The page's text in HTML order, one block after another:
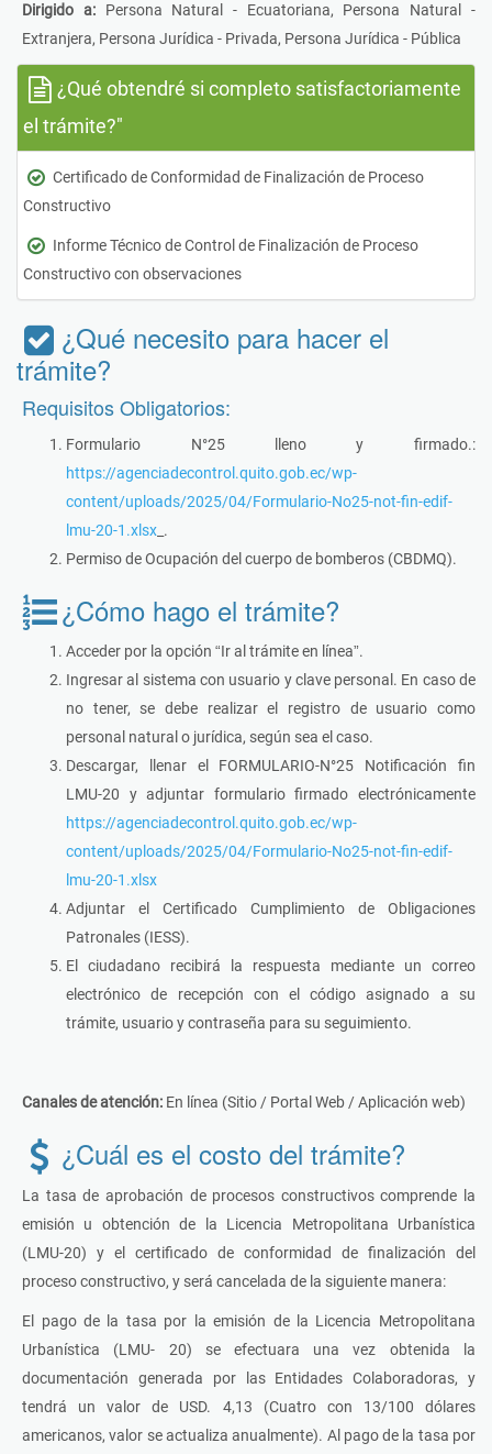
Dirigido a:Persona Natural - Ecuatoriana, Persona Natural -
Extranjera, Persona Jurídica - Privada, Persona Jurídica - Pública
¿Qué obtendré si completo satisfactoriamente
el trámite?"
Certificado de Conformidad de Finalización de Proceso
Constructivo
Informe Técnico de Control de Finalización de Proceso
Constructivo con observaciones
¿Qué necesito para hacer el
trámite?
Requisitos Obligatorios:
Formulario N°25 lleno y firmado.:
https://agenciadecontrol.quito.gob.ec/wp-
content/uploads/2025/04/Formulario-No25-not-fin-edif-
lmu-20-1.xlsx _.
Permiso de Ocupación del cuerpo de bomberos (CBDMQ).
¿Cómo hago el trámite?
Acceder por la opción “Ir al trámite en línea”.
Ingresar al sistema con usuario y clave personal. En caso de
no tener, se debe realizar el registro de usuario como
personal natural o jurídica, según sea el caso.
Descargar, llenar el FORMULARIO-N°25 Notificación fin
LMU-20 y adjuntar formulario firmado electrónicamente
https://agenciadecontrol.quito.gob.ec/wp-
content/uploads/2025/04/Formulario-No25-not-fin-edif-
lmu-20-1.xlsx
Adjuntar el Certificado Cumplimiento de Obligaciones
Patronales (IESS).
El ciudadano recibirá la respuesta mediante un correo
electrónico de recepción con el código asignado a su
trámite, usuario y contraseña para su seguimiento.
Canales de atención: En línea (Sitio / Portal Web / Aplicación web)
¿Cuál es el costo del trámite?
La tasa de aprobación de procesos constructivos comprende la
emisión u obtención de la Licencia Metropolitana Urbanística
(LMU-20) y el certificado de conformidad de finalización del
proceso constructivo, y será cancelada de la siguiente manera:
El pago de la tasa por la emisión de la Licencia Metropolitana
Urbanística (LMU- 20) se efectuara una vez obtenida la
documentación generada por las Entidades Colaboradoras, y
tendrá un valor de USD. 4,13 (Cuatro con 13/100 dólares
americanos, valor se actualiza anualmente). Al pago de la tasa por